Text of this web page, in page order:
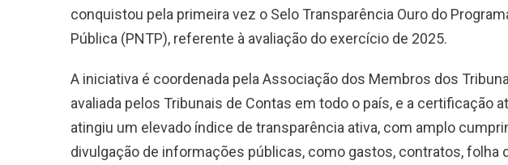
conquistou pela primeira vez o Selo Transparência Ouro do
Pública (PNTP), referente à avaliação do exercício de 2025.
A iniciativa é coordenada pela Associação dos Membros dos
avaliada pelos Tribunais de Contas em todo o país, e a certificação
atingiu um elevado índice de transparência ativa, com amplo
divulgação de informações públicas, como gastos, contratos, folha